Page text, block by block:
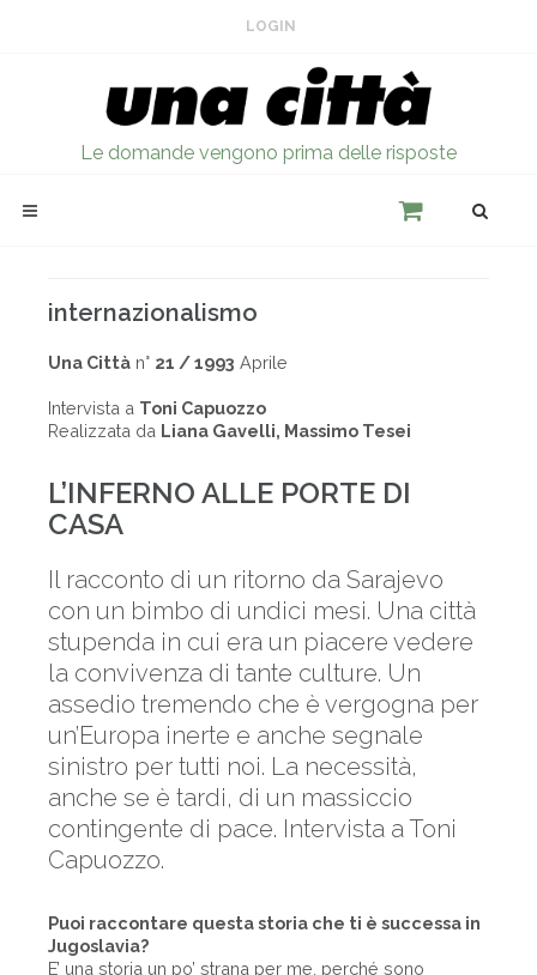
LOGIN
Le domande vengono prima delle risposte
internazionalismo
Una Città n° 21 / 1993 Aprile
Intervista a Toni Capuozzo
Realizzata da Liana Gavelli, Massimo Tesei
L’INFERNO ALLE PORTE DI
CASA
Il racconto di un ritorno da Sarajevo
con un bimbo di undici mesi. Una città
stupenda in cui era un piacere vedere
la convivenza di tante culture. Un
assedio tremendo che è vergogna per
un’Europa inerte e anche segnale
sinistro per tutti noi. La necessità,
anche se è tardi, di un massiccio
contingente di pace. Intervista a Toni
Capuozzo.
Puoi raccontare questa storia che ti è successa in
Jugoslavia?
E’ una storia un po’ strana per me, perché sono